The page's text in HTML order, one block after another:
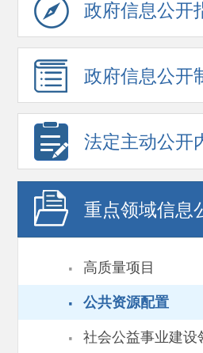
政府信息公开
政府信息公开
法定主动公开
重点领域信息
· 高质量项目
· 公共资源配置
· 社会公益事业建设